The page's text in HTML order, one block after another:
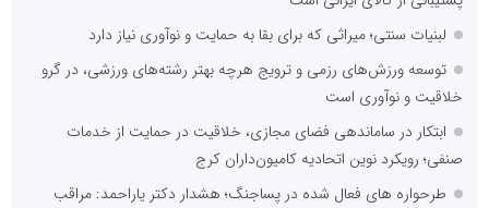
لبنیات سنتی؛ میراثی که برای بقا به حمایت و نوآوری نیاز دارد
توسعه ورزش‌های رزمی و ترویج هرچه بهتر رشته‌های ورزشی، در گرو
خلاقیت و نوآوری است
ابتکار در ساماندهی فضای مجازی، خلاقیت در حمایت از خدمات
صنفی؛ رویکرد نوین اتحادیه کامیون‌داران کرج
طرحواره های فعال شده در پساجنگ؛ هشدار دکتر یاراحمد: مراقب